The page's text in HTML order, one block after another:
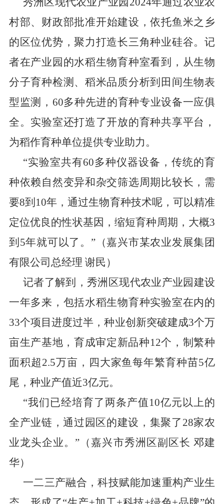
村部、 财政部批准开始建设，依托鱼米之乡
的区位优势，聚力打造长三角种业硅谷。记
者在产业园的水稻生物育种室看到，从生物
分子育种检测、稻米品质分析到田间生物表
型监测， 60多种先进的育种专业设备一应俱
全。实验室还打造了开放的育种共享平台，
为稻作育种单位提供专业助力。
“实验室共有60多种仪器设备 ，传统的育
种依赖自然变异和杂交筛选周期比较长，需
要8到 10年 ，通过生物育种技术呢，可以精准
定位优良的性状基因，缩短育种周期，大概3
到 5年就可以了。 ”（嘉兴市某农业发展集团
有限公司总经理 谢民）
记者了解到，秀洲区现代农业产业园建设
一年多来，包括水稻生物育种实验室在内的
33个项目进度过半，种业创新突破建成3个万
亩生产基地，育成审定新品种12个，制繁种
面积超2.5万亩 ， 四大家鱼每年繁育种苗5亿
尾，种业产值近3亿元。
“我们已经培育了两条产值10亿元以上的
全产业链 ，通过园区的建设，集聚了 28家农
业龙头企业。 ” （嘉兴市秀洲区副区长 邓建
华）
一二三产融合，科技赋能加速重构产业生